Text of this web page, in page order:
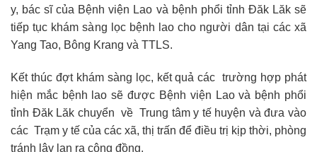
y, bác sĩ của Bệnh viện Lao và bệnh phổi tỉnh Đăk Lăk sẽ
tiếp tục khám sàng lọc bệnh lao cho người dân tại các xã
Yang Tao, Bông Krang và TTLS.
Kết thúc đợt khám sàng lọc, kết quả các trường hợp phát
hiện mắc bệnh lao sẽ được Bệnh viện Lao và bệnh phổi
tỉnh Đăk Lăk chuyển về Trung tâm y tế huyện và đưa vào
các Trạm y tế của các xã, thị trấn để điều trị kịp thời, phòng
tránh lây lan ra cộng đồng.